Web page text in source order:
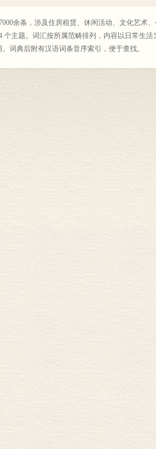
列词典还收录了有中国特色的内容，例如：中
余条，涉及住房租赁、休闲活动、文化艺术
个主题。词汇按所属范畴排列，内容以日常生
词典后附有汉语词条音序索引，便于查找。